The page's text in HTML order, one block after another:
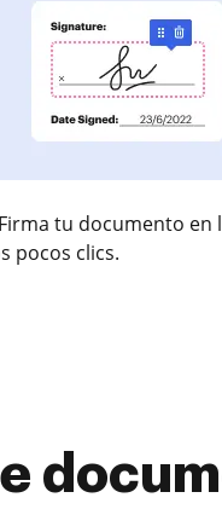
Firma tu documento en
pocos clics.